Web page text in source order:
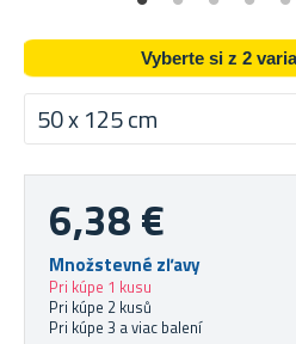
Vyberte si z 2
50 x 125 cm
6,38 €
Množstevné zľavy
Pri kúpe 1 kusu
Pri kúpe 2 kusů
Pri kúpe 3 a viac balení